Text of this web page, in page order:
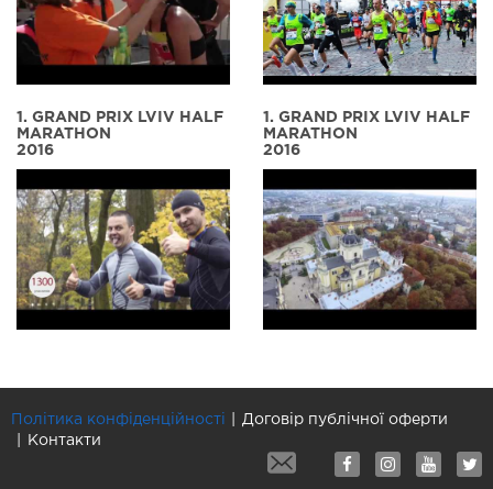
1. GRAND PRIX LVIV HALF
MARATHON
2016
1. GRAND PRIX LVIV HALF
MARATHON
2016
Політика конфіденційності
Договір публічної оферти
Контакти